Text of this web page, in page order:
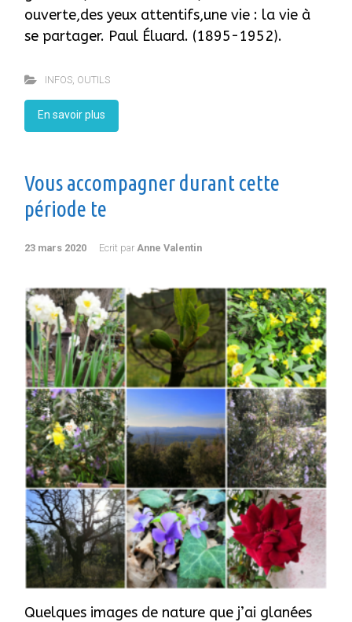
ouverte,des yeux attentifs,une vie : la vie à
se partager. Paul Éluard. (1895-1952).
INFOS, OUTILS
En savoir plus
Vous accompagner durant cette
période te
23 mars 2020 Ecrit par Anne Valentin
Quelques images de nature que j’ai glanées